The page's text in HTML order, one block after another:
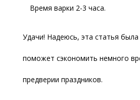
Время варки 2-3 часа.
Удачи! Надеюсь, эта статья
поможет сэкономить немного
предверии праздников.